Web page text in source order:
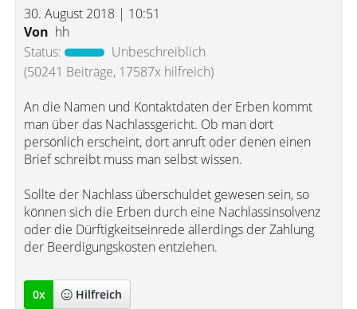
30. August 2018 | 10:51
Von hh
Status:
Unbeschreiblich
(50241 Beiträge, 17587x hilfreich)
An die Namen und Kontaktdaten der Erben kommt
man über das Nachlassgericht. Ob man dort
persönlich erscheint, dort anruft oder denen einen
Brief schreibt muss man selbst wissen.
Sollte der Nachlass überschuldet gewesen sein, so
können sich die Erben durch eine Nachlassinsolvenz
oder die Dürftigkeitseinrede allerdings der Zahlung
der Beerdigungskosten entziehen.
0x Hilfreich